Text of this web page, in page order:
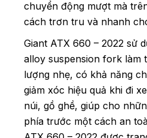
chuyển động mượt mà
cách trơn tru và nhanh
Giant ATX 660 – 2022 sử
alloy suspension fork làm
lượng nhẹ, có khả năng
giảm xóc hiệu quả khi đi
núi, gồ ghề, giúp cho
phía trước một cách an